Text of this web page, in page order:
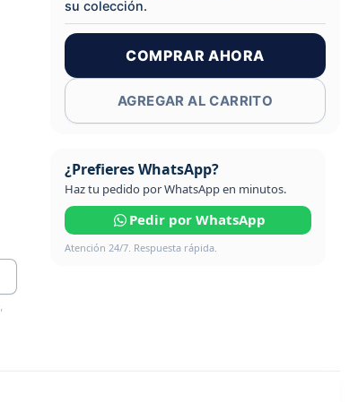
su colección.
COMPRAR AHORA
AGREGAR AL CARRITO
¿Prefieres WhatsApp?
Haz tu pedido por WhatsApp en minutos.
Pedir por WhatsApp
Atención 24/7. Respuesta rápida.